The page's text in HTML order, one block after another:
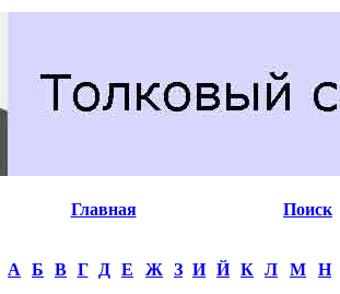
Главная Поиск
А Б В Г Д Е Ж З И Й К Л М Н